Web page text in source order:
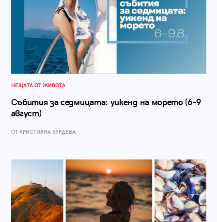
НЕЩАТА ОТ ЖИВОТА
Събития за седмицата: уикенд на морето (6–9
август)
ОТ КРИСТИЯНА БУРДЕВА